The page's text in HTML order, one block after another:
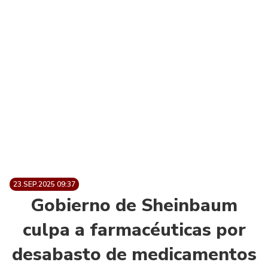
23.SEP.2025 09:37
Gobierno de Sheinbaum
culpa a farmacéuticas por
desabasto de medicamentos